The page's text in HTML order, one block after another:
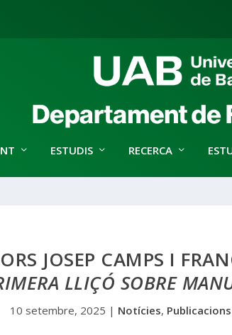
ESTUDIS RECERCA
JOSEP CAMPS I
LLIÇÓ SOBRE
10 setembre, 2025 | Notícies, Publicacions